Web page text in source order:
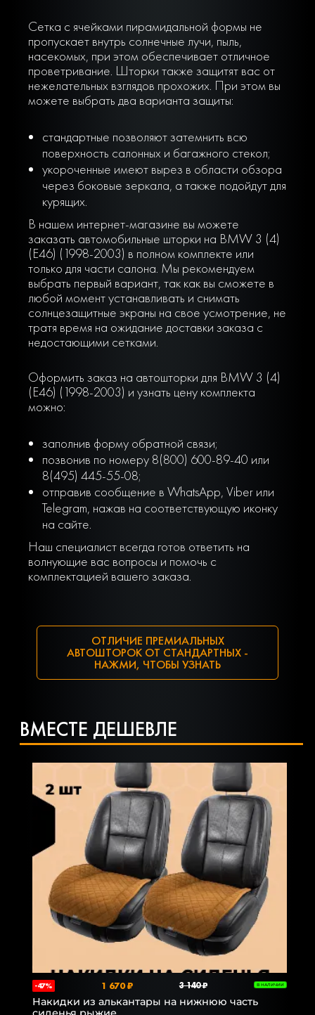
Сетка с ячейками пирамидальной формы не
пропускает внутрь солнечные лучи, пыль,
насекомых, при этом обеспечивает отличное
проветривание. Шторки также защитят вас от
нежелательных взглядов прохожих. При этом вы
можете выбрать два варианта защиты:
стандартные позволяют затемнить всю
поверхность салонных и багажного стекол;
укороченные имеют вырез в области обзора
через боковые зеркала, а также подойдут для
курящих.
В нашем интернет-магазине вы можете
заказать автомобильные шторки на BMW 3 (4)
(E46) (1998-2003) в полном комплекте или
только для части салона. Мы рекомендуем
выбрать первый вариант, так как вы сможете в
любой момент устанавливать и снимать
солнцезащитные экраны на свое усмотрение, не
тратя время на ожидание доставки заказа с
недостающими сетками.
Оформить заказ на автошторки для BMW 3 (4)
(E46) (1998-2003) и узнать цену комплекта
можно:
заполнив форму обратной связи;
позвонив по номеру 8(800) 600-89-40 или
8(495) 445-55-08;
отправив сообщение в WhatsApp, Viber или
Telegram, нажав на соответствующую иконку
на сайте.
Наш специалист всегда готов ответить на
волнующие вас вопросы и помочь с
комплектацией вашего заказа.
ОТЛИЧИЕ ПРЕМИАЛЬНЫХ
АВТОШТОРОК ОТ СТАНДАРТНЫХ -
НАЖМИ, ЧТОБЫ УЗНАТЬ
ВМЕСТЕ ДЕШЕВЛЕ
-47% 1 670 ₽ 3 140 ₽ В НАЛИЧИИ
Накидки из алькантары на нижнюю часть